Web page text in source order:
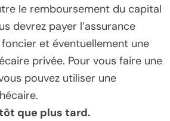
le remboursement du capital
devrez payer l’assurance
et éventuellement une
privée. Pour vous faire une
pouvez utiliser une
que plus tard.